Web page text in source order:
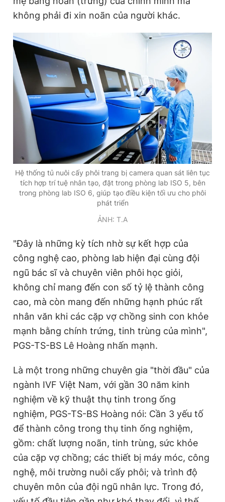
không phải đi xin noãn của người khác.
Hệ thống tủ nuôi cấy phôi trang bị camera quan sát liên tục
tích hợp trí tuệ nhân tạo, đặt trong phòng lab ISO 5, bên
trong phòng lab ISO 6, giúp tạo điều kiện tối ưu cho phôi
phát triển
ẢNH: T.A
"Đây là những kỳ tích nhờ sự kết hợp của
công nghệ cao, phòng lab hiện đại cùng đội
ngũ bác sĩ và chuyên viên phôi học giỏi,
không chỉ mang đến con số tỷ lệ thành công
cao, mà còn mang đến những hạnh phúc rất
nhân văn khi các cặp vợ chồng sinh con khỏe
mạnh bằng chính trứng, tinh trùng của mình",
PGS-TS-BS Lê Hoàng nhấn mạnh.
Là một trong những chuyên gia "thời đầu" của
ngành IVF Việt Nam, với gần 30 năm kinh
nghiệm về kỹ thuật thụ tinh trong ống
nghiệm, PGS-TS-BS Hoàng nói: Cần 3 yếu tố
để thành công trong thụ tinh ống nghiệm,
gồm: chất lượng noãn, tinh trùng, sức khỏe
của cặp vợ chồng; các thiết bị máy móc, công
nghệ, môi trường nuôi cấy phôi; và trình độ
chuyên môn của đội ngũ nhân lực. Trong đó,